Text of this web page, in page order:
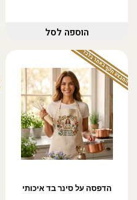
הוספה לסל
המבצע תקף באתר בלבד
הדפסה על סינר בד איכותי